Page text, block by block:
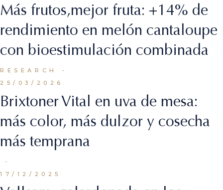
Más frutos,mejor fruta: +14% de
rendimiento en melón cantaloupe
con bioestimulación combinada
RESEARCH
25/03/2026
Brixtoner Vital en uva de mesa:
más color, más dulzor y cosecha
más temprana
17/12/2025